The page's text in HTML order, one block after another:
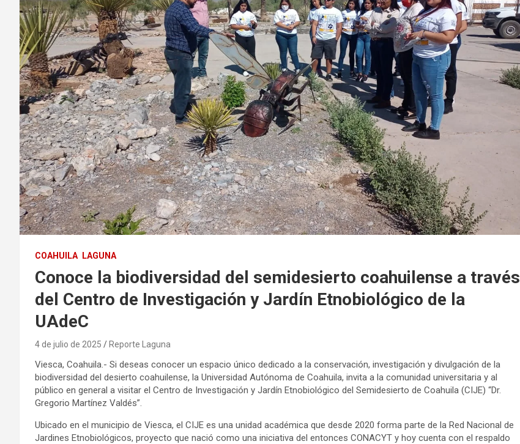
COAHUILA LAGUNA
Conoce la biodiversidad del semidesierto coahuilense a través
del Centro de Investigación y Jardín Etnobiológico de la
UAdeC
4 de julio de 2025 Reporte Laguna
Viesca, Coahuila.- Si deseas conocer un espacio único dedicado a la conservación, investigación y divulgación de la
biodiversidad del desierto coahuilense, la Universidad Autónoma de Coahuila, invita a la comunidad universitaria y al
público en general a visitar el Centro de Investigación y Jardín Etnobiológico del Semidesierto de Coahuila (CIJE) “Dr.
Gregorio Martínez Valdés”.
Ubicado en el municipio de Viesca, el CIJE es una unidad académica que desde 2020 forma parte de la Red Nacional de
Jardines Etnobiológicos, proyecto que nació como una iniciativa del entonces CONACYT y hoy cuenta con el respaldo